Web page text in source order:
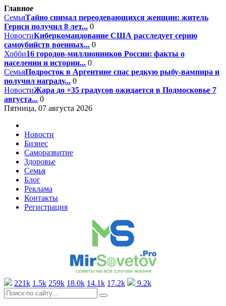
Главное
СемьяТайно снимал переодевающихся женщин: житель
Гернси получил 8 лет... 0
НовостиКиберкомандование США расследует серию
самоубийств военных... 0
Хобби16 городов-миллионников России: факты о
населении и истории... 0
СемьяПодросток в Аргентине спас редкую рыбу-вампира и
получил награду... 0
НовостиЖара до +35 градусов ожидается в Подмосковье 7
августа... 0
Пятница, 07 августа 2026
Новости
Бизнес
Саморазвитие
Здоровье
Семья
Блог
Реклама
Контакты
Регистрация
221k 1.5k 259k 18.0k 14.1k 17.2k 9.2k